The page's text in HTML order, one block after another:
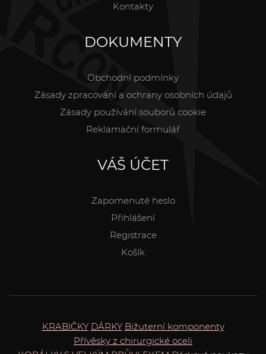
Kontakty
DOKUMENTY
Obchodní podmínky
Zásady zpracování a ochrany osobních údajů
Zásady používání souborů cookie
Reklamační formulář
VÁŠ ÚČET
Zapomenuté heslo
Přihlášení
Registrace
Košík
KRABIČKY DÁRKY Bižuterní komponenty
Přívěsky z chirurgické oceli